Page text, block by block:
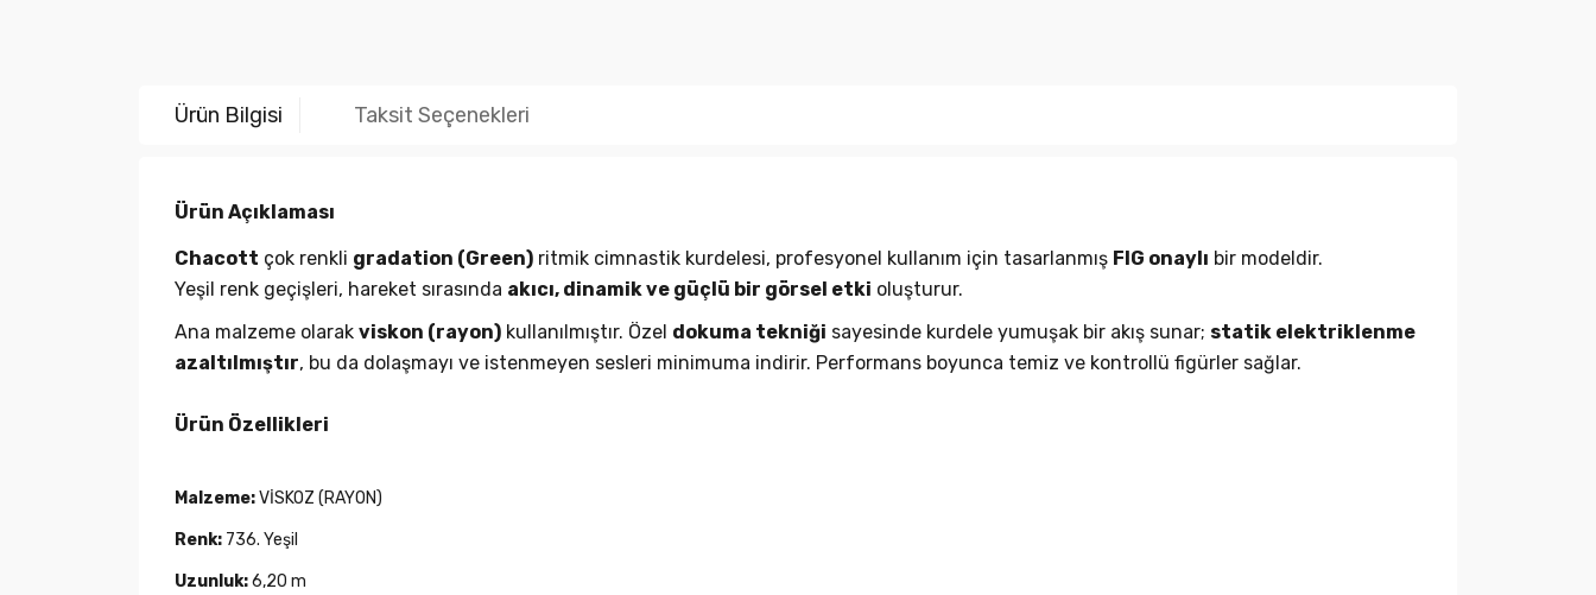
Ürün Bilgisi Taksit Seçenekleri
Ürün Açıklaması
Chacott çok renkli gradation (Green) ritmik cimnastik kurdelesi, profesyonel kullanım için tasarlanmış FIG onaylı bir modeldir.
Yeşil renk geçişleri, hareket sırasında akıcı, dinamik ve güçlü bir görsel etki oluşturur.
Ana malzeme olarak viskon (rayon) kullanılmıştır. Özel dokuma tekniği sayesinde kurdele yumuşak bir akış sunar; statik elektriklenme
azaltılmıştır, bu da dolaşmayı ve istenmeyen sesleri minimuma indirir. Performans boyunca temiz ve kontrollü figürler sağlar.
Ürün Özellikleri
Malzeme:VİSKOZ (RAYON)
Renk: 736. Yeşil
Uzunluk:6,20 m